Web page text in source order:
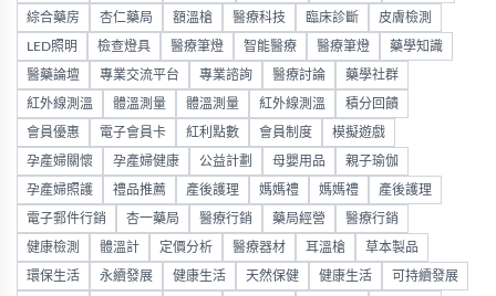
綜合藥房 杏仁藥局 額溫槍 醫療科技 臨床診斷 皮膚檢測
LED照明 檢查燈具 醫療筆燈 智能醫療 醫療筆燈 藥學知識
醫藥論壇 專業交流平台 專業諮詢 醫療討論 藥學社群
紅外線測溫 體溫測量 體溫測量 紅外線測溫 積分回饋
會員優惠 電子會員卡 紅利點數 會員制度 模擬遊戲
孕產婦關懷 孕產婦健康 公益計劃 母嬰用品 親子瑜伽
孕產婦照護 禮品推薦 產後護理 媽媽禮 媽媽禮 產後護理
電子郵件行銷 杏一藥局 醫療行銷 藥局經營 醫療行銷
健康檢測 體溫計 定價分析 醫療器材 耳溫槍 草本製品
環保生活 永續發展 健康生活 天然保健 健康生活 可持續發展